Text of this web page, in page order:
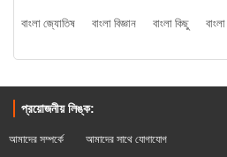
বাংলা জ্যোতিষ
বাংলা বিজ্ঞান বাংলা কিছু
প্রয়োজনীয় লিঙ্ক:
আমাদের সম্পর্কে আমাদের সাথে যোগাযোগ